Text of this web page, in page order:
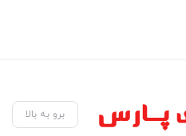
برو به بالا